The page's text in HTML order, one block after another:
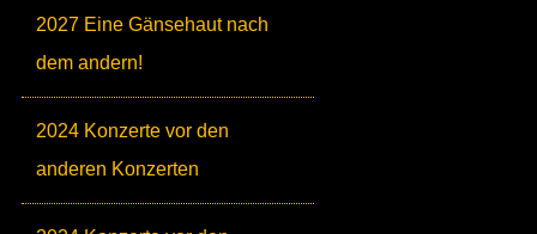
2027 Eine Gänsehaut nach
dem andern!
2024 Konzerte vor den
anderen Konzerten